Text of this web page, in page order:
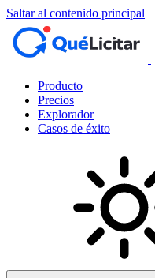
Saltar al contenido principal
Producto
Precios
Explorador
Casos de éxito